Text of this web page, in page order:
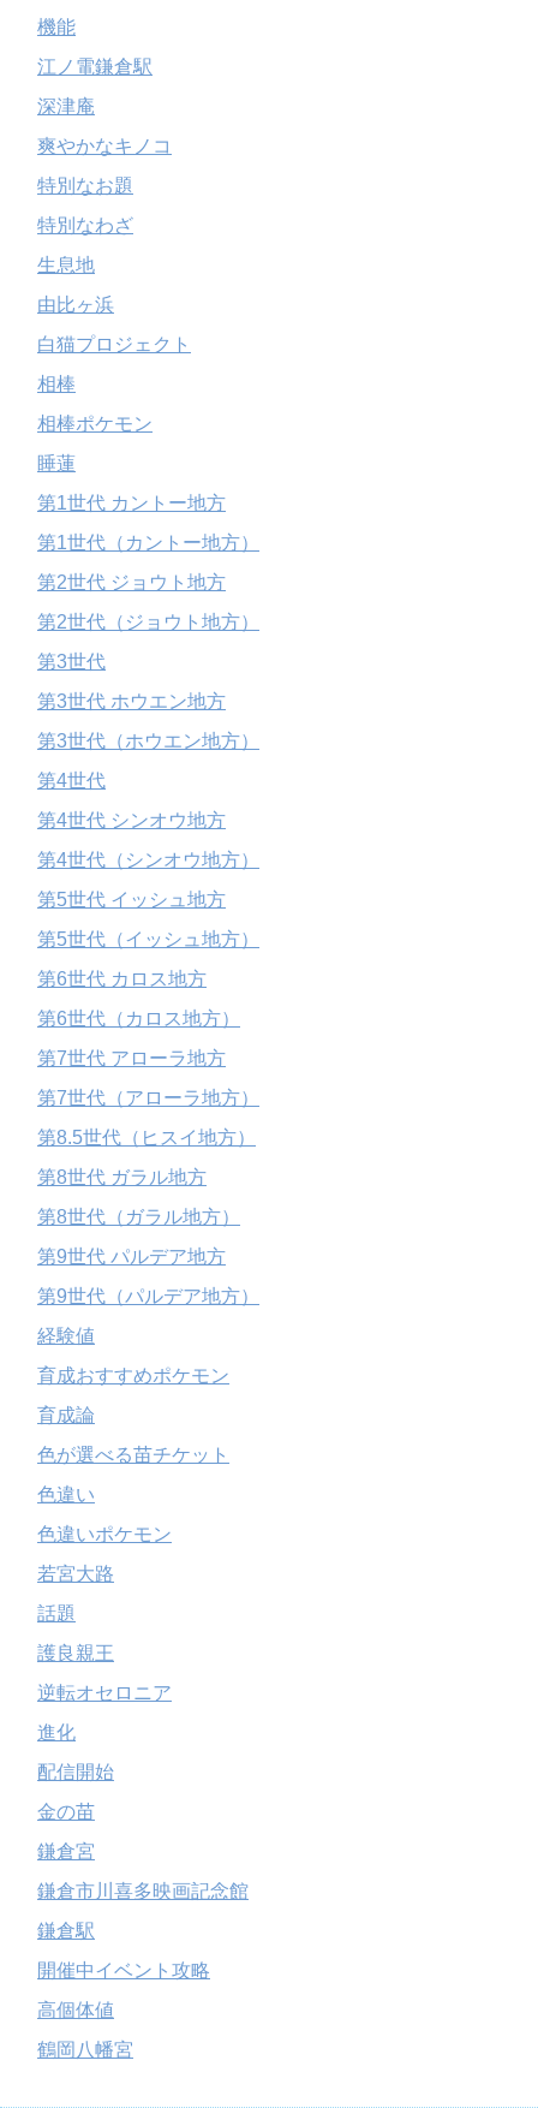
機能
江ノ電鎌倉駅
深津庵
爽やかなキノコ
特別なお題
特別なわざ
生息地
由比ヶ浜
白猫プロジェクト
相棒
相棒ポケモン
睡蓮
第1世代 カントー地方
第1世代（カントー地方）
第2世代 ジョウト地方
第2世代（ジョウト地方）
第3世代
第3世代 ホウエン地方
第3世代（ホウエン地方）
第4世代
第4世代 シンオウ地方
第4世代（シンオウ地方）
第5世代 イッシュ地方
第5世代（イッシュ地方）
第6世代 カロス地方
第6世代（カロス地方）
第7世代 アローラ地方
第7世代（アローラ地方）
第8.5世代（ヒスイ地方）
第8世代 ガラル地方
第8世代（ガラル地方）
第9世代 パルデア地方
第9世代（パルデア地方）
経験値
育成おすすめポケモン
育成論
色が選べる苗チケット
色違い
色違いポケモン
若宮大路
話題
護良親王
逆転オセロニア
進化
配信開始
金の苗
鎌倉宮
鎌倉市川喜多映画記念館
鎌倉駅
開催中イベント攻略
高個体値
鶴岡八幡宮